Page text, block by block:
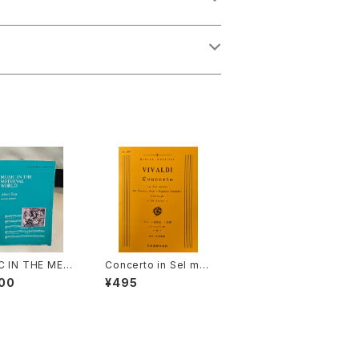
IN THE MEDI
【著者：
】出版社：
Concerto in Sel min
ore Per Flaute, Arch
i e Organo(o Cemb
¥495